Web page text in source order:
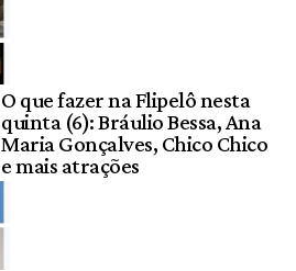
O que fazer na Flipelô nesta
quinta (6): Bráulio Bessa, Ana
Maria Gonçalves, Chico Chico
e mais atrações